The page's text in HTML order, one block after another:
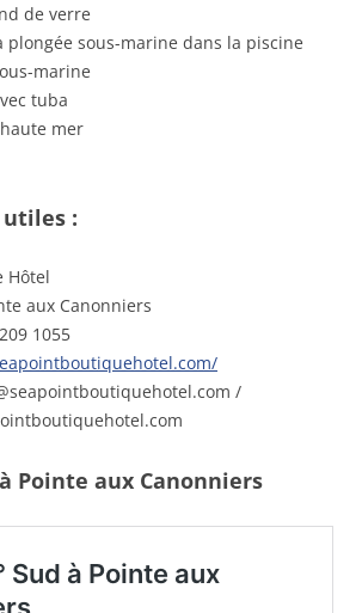
de verre
plongée sous-marine dans la piscine
marine
tuba
mer
:
Hôtel
aux Canonniers
1055
/
Pointe aux Canonniers